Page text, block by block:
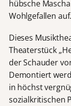
hübsche
Wohlgefallen auf.
Dieses
Theaterstück
der Schauder
Demontiert
in höchst
sozialkritischen